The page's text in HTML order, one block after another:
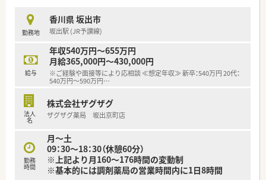
＜法人特徴＞
■愛媛県に5店舗、香川県に8店舗（グループ法人含む）展開して
いる調剤薬局です。
■社長も現場で活躍されていますので、現場に対する理解もござ
います。
■二名の薬剤師経営者による運営のため、現場感覚を大切にし、
仕事とプライベートのバランスの取れた職場になるように心
■社員の平均年齢が若い為、風通しが良く個々の意見が尊重され
やすいです。
■近隣に店舗が集中している為、交流や応援勤務等のしやすい環
＜こんな方にもオススメ＞
■18時まで勤務可能な方
■土日休みなど勤務曜日を相談したい方
勤務地
香川県 坂出市
坂出駅 (JR予讃線)
給与
年収540万円～655万円
月給365,000円～430,000円
※ご経験や面接等により応相談 ≪想定年収≫ 新卒：540万円 20代：
540万円～590万円…
法人
名
株式会社ザグザグ
ザグザグ薬局 坂出京町店
勤務
時間
月～土
09：30～18：30（休憩60分）
※上記より月160～176時間の変動制
※基本的には調剤薬局の営業時間内に1日8時間